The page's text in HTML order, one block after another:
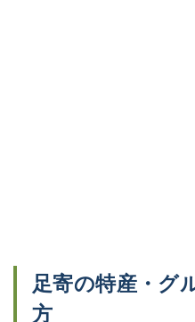
足寄の特産・グ
方